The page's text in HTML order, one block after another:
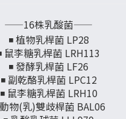
——16株乳酸菌——
◾ 植物乳桿菌 LP28
鼠李糖乳桿菌 LRH113
◾ 發酵乳桿菌 LF26
◾ 副乾酪乳桿菌 LPC12
◾ 鼠李糖乳桿菌 LRH10
動物(乳)雙歧桿菌 BAL06